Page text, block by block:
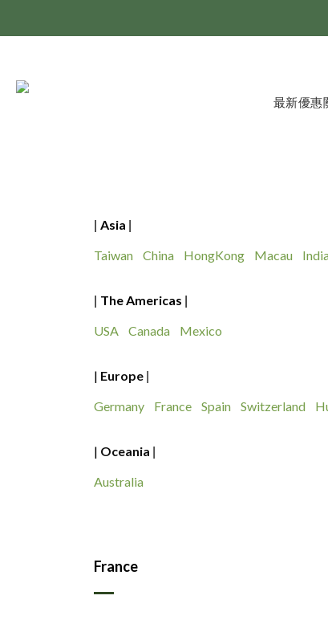
最新優惠
Asia
Taiwan China HongKong Macau
The Americas
USA Canada Mexico
| Europe
Germany France Spain Switzerland
| Oceania
Australia
France